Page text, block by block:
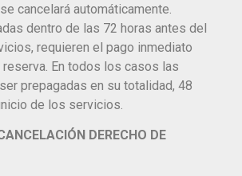
cancelará automáticamente.
dentro de las 72 horas antes del
requieren el pago inmediato
reserva. En todos los casos las
prepagadas en su totalidad, 48
de los servicios.
DERECHO DE